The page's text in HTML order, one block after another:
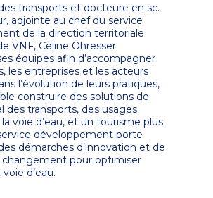
transports et docteure en sc.
adjointe au chef du service
de la direction territoriale
VNF, Céline Ohresser
équipes afin d’accompagner
les entreprises et les acteurs
l’évolution de leurs pratiques,
construire des solutions de
des transports, des usages
voie d’eau, et un tourisme plus
développement porte
démarches d’innovation et de
pour optimiser
d’eau.